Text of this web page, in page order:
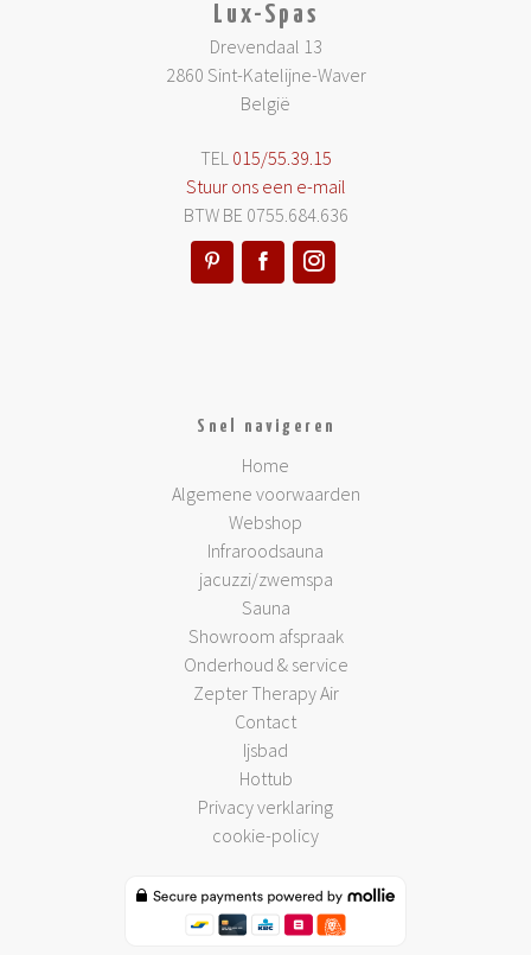
Lux-Spas
Drevendaal 13
2860 Sint-Katelijne-Waver
België
TEL 015/55.39.15
Stuur ons een e-mail
BTW BE 0755.684.636
Snel navigeren
Home
Algemene voorwaarden
Webshop
Infraroodsauna
jacuzzi/zwemspa
Sauna
Showroom afspraak
Onderhoud & service
Zepter Therapy Air
Contact
Ijsbad
Hottub
Privacy verklaring
cookie-policy